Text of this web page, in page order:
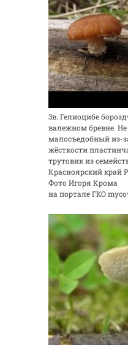
3в. Гелиоцибе
валежном бревне.
малосъедобный из-
жёсткости
трутовик из
Красноярский край
Фото Игоря Крома
на портале ГКО